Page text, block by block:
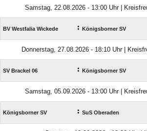
Samstag, 22.08.2026 - 13:00 Uhr |
BV Westfalia Wickede : Königsborner SV
Donnerstag, 27.08.2026 - 18:10 Uhr |
SV Brackel 06 : Königsborner SV
Samstag, 05.09.2026 - 13:00 Uhr |
Königsborner SV : SuS Oberaden